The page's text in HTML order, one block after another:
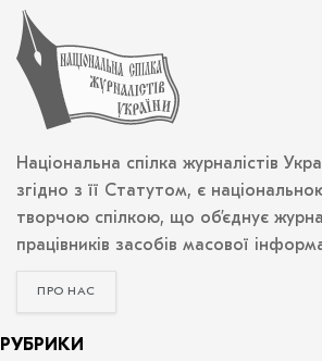
Національна спілка журналістів
згідно з її Статутом, є
творчою спілкою, що об’єднує
працівників засобів масової
ПРО НАС
РУБРИКИ